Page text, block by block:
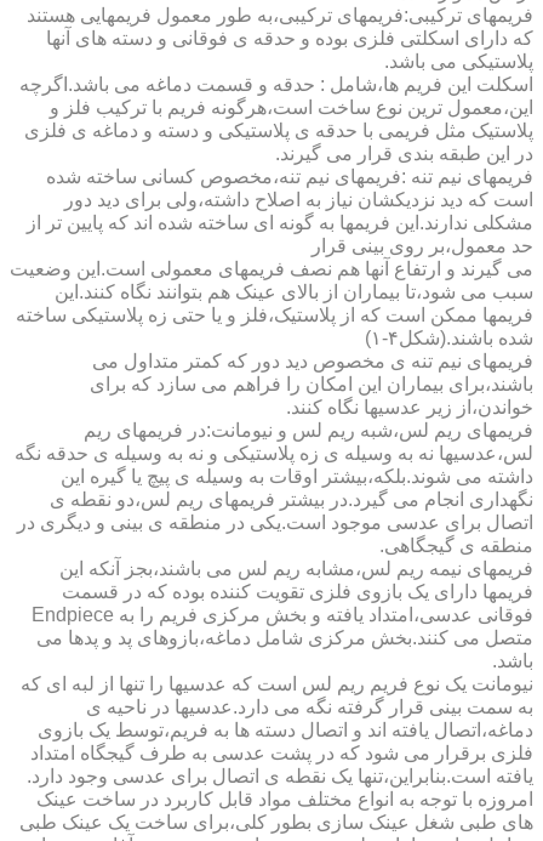
فریمهای ترکیبی:فریمهای ترکیبی،به طور معمول فریمهایی هستند
که دارای اسکلتی فلزی بوده و حدقه ی فوقانی و دسته های آنها
پلاستیکی می باشد.
اسکلت این فریم ها،شامل : حدقه و قسمت دماغه می باشد.اگرچه
این،معمول ترین نوع ساخت است،هرگونه فریم با ترکیب فلز و
پلاستیک مثل فریمی با حدقه ی پلاستیکی و دسته و دماغه ی فلزی
در این طبقه بندی قرار می گیرند.
فریمهای نیم تنه :فریمهای نیم تنه،مخصوص کسانی ساخته شده
است که دید نزدیکشان نیاز به اصلاح داشته،ولی برای دید دور
مشکلی ندارند.این فریمها به گونه ای ساخته شده اند که پایین تر از
حد معمول،بر روی بینی قرار
می گیرند و ارتفاع آنها هم نصف فریمهای معمولی است.این وضعیت
سبب می شود،تا بیماران از بالای عینک هم بتوانند نگاه کنند.این
فریمها ممکن است که از پلاستیک،فلز و یا حتی زه پلاستیکی ساخته
شده باشند.(شکل۴-۱)
فریمهای نیم تنه ی مخصوص دید دور که کمتر متداول می
باشند،برای بیماران این امکان را فراهم می سازد که برای
خواندن،از زیر عدسیها نگاه کنند.
فریمهای ریم لس،شبه ریم لس و نیومانت:در فریمهای ریم
لس،عدسیها نه به وسیله ی زه پلاستیکی و نه به وسیله ی حدقه نگه
داشته می شوند.بلکه،بیشتر اوقات به وسیله ی پیچ یا گیره این
نگهداری انجام می گیرد.در بیشتر فریمهای ریم لس،دو نقطه ی
اتصال برای عدسی موجود است.یکی در منطقه ی بینی و دیگری در
منطقه ی گیجگاهی.
فریمهای نیمه ریم لس،مشابه ریم لس می باشند،بجز آنکه این
فریمها دارای یک بازوی فلزی تقویت کننده بوده که در قسمت
فوقانی عدسی،امتداد یافته و بخش مرکزی فریم را به Endpiece
متصل می کنند.بخش مرکزی شامل دماغه،بازوهای پد و پدها می
باشد.
نیومانت یک نوع فریم ریم لس است که عدسیها را تنها از لبه ای که
به سمت بینی قرار گرفته نگه می دارد.عدسیها در ناحیه ی
دماغه،اتصال یافته اند و اتصال دسته ها به فریم،توسط یک بازوی
فلزی برقرار می شود که در پشت عدسی به طرف گیجگاه امتداد
یافته است.بنابراین،تنها یک نقطه ی اتصال برای عدسی وجود دارد.
امروزه با توجه به انواع مختلف مواد قابل کاربرد در ساخت عینک
های طبی شغل عینک سازی بطور کلی،برای ساخت یک عینک طبی